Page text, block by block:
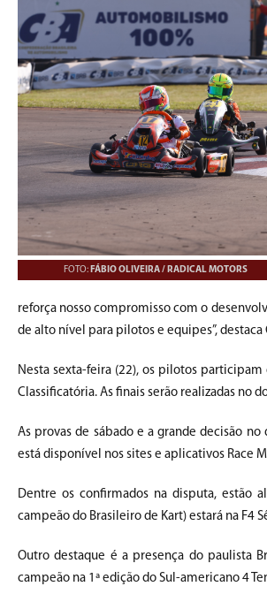
FOTO: FÁBIO OLIVEIRA / RADICAL MOTORS
reforça nosso compromisso com o
de alto nível para pilotos e equipes”,
Nesta sexta-feira (22), os pilotos
Classificatória. As finais serão realizadas no
As provas de sábado e a grande decisão
está disponível nos sites e aplicativos Race
Dentre os confirmados na disputa, estão
campeão do Brasileiro de Kart) estará na F4
Outro destaque é a presença do paulista
campeão na 1ª edição do Sul-americano 4